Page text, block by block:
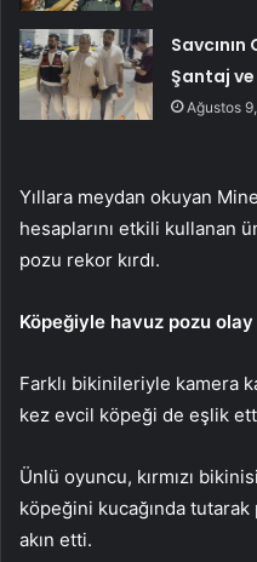
Şantaj
Ağustos
Yıllara meydan okuyan
hesaplarını etkili kullanan
pozu rekor kırdı.
Köpeğiyle havuz pozu
Farklı bikinileriyle kamera
kez evcil köpeği de eşlik
Ünlü oyuncu, kırmızı
köpeğini kucağında
akın etti.